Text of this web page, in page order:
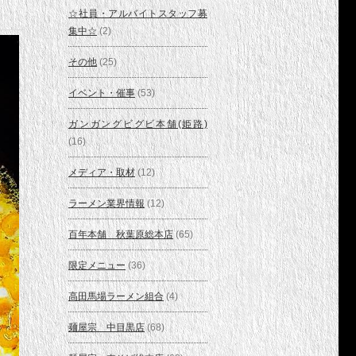
☆社員・アルバイトスタッフ募
集中☆(2)
その他(25)
イベント・催事(53)
ガンガングビグビ本舗(姫路)
(16)
メディア・取材(12)
ラーメン業界情報(12)
百年本舗 秋葉原総本店(65)
限定メニュー(36)
高田馬場ラーメン組合(4)
麺屋宗 中目黒店(68)